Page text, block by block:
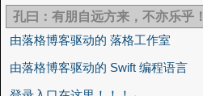
孔曰：有朋自远方来，不亦乐乎！
由落格博客驱动的 落格工作室
由落格博客驱动的 Swift 编程语言